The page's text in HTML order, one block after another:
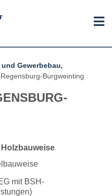
Gewerbebau,
Burgweinting
mit BSH-